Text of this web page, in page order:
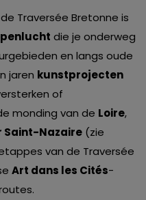
Traversée Bretonne is
die je onderweg
en langs oude
jaren kunstprojecten
of
monding van de Loire,
Saint-Nazaire (zie
van de Traversée
Art dans les Cités-